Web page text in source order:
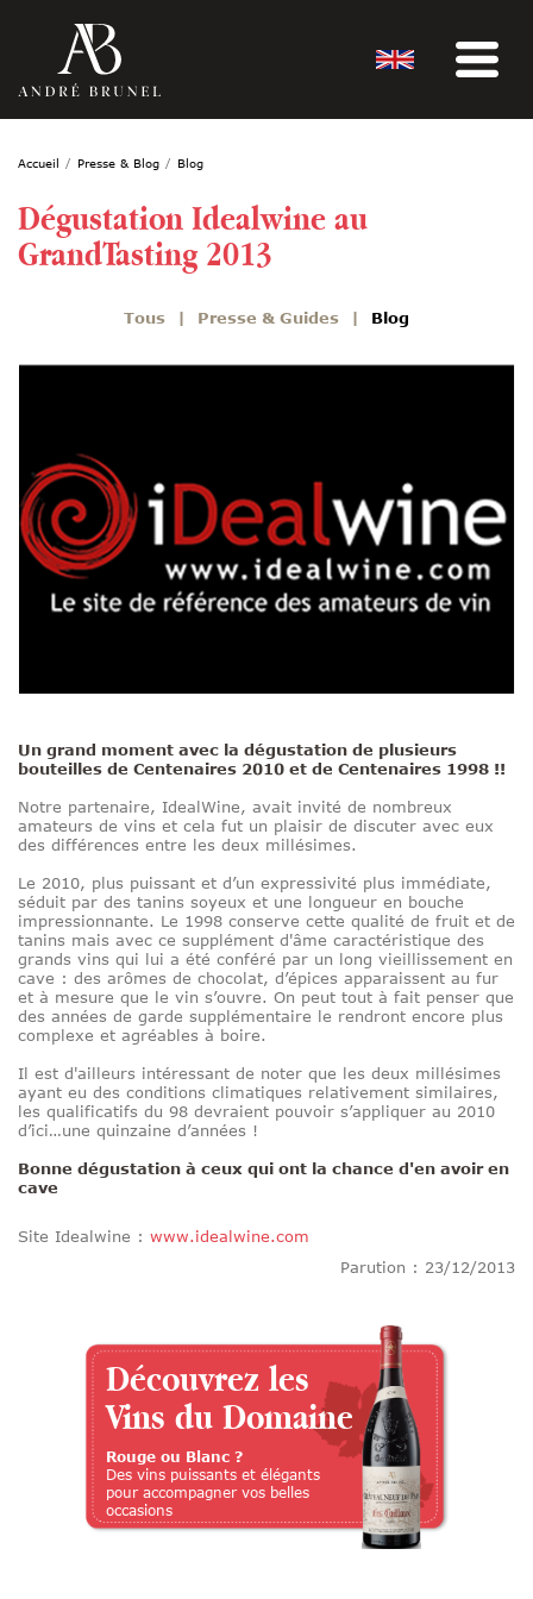
Accueil Presse & Blog Blog
Dégustation Idealwine au
GrandTasting 2013
Tous Presse & Guides Blog
Un grand moment avec la dégustation de plusieurs
bouteilles de Centenaires 2010 et de Centenaires 1998 !!
Notre partenaire, IdealWine, avait invité de nombreux
amateurs de vins et cela fut un plaisir de discuter avec eux
des différences entre les deux millésimes.
Le 2010, plus puissant et d’un expressivité plus immédiate,
séduit par des tanins soyeux et une longueur en bouche
impressionnante. Le 1998 conserve cette qualité de fruit et de
tanins mais avec ce supplément d'âme caractéristique des
grands vins qui lui a été conféré par un long vieillissement en
cave : des arômes de chocolat, d’épices apparaissent au fur
et à mesure que le vin s’ouvre. On peut tout à fait penser que
des années de garde supplémentaire le rendront encore plus
complexe et agréables à boire.
Il est d'ailleurs intéressant de noter que les deux millésimes
ayant eu des conditions climatiques relativement similaires,
les qualificatifs du 98 devraient pouvoir s’appliquer au 2010
d’ici…une quinzaine d’années !
Bonne dégustation à ceux qui ont la chance d'en avoir en
cave
Site Idealwine : www.idealwine.com
Parution : 23/12/2013
Découvrez les
Vins du Domaine
Rouge ou Blanc ?
Des vins puissants et élégants
pour accompagner vos belles
occasions